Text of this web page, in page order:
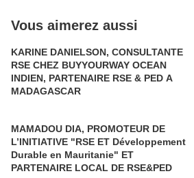
Vous aimerez aussi
KARINE DANIELSON, CONSULTANTE
RSE CHEZ BUYYOURWAY OCEAN
INDIEN, PARTENAIRE RSE & PED A
MADAGASCAR
MAMADOU DIA, PROMOTEUR DE
L’INITIATIVE "RSE ET Développement
Durable en Mauritanie" ET
PARTENAIRE LOCAL DE RSE&PED